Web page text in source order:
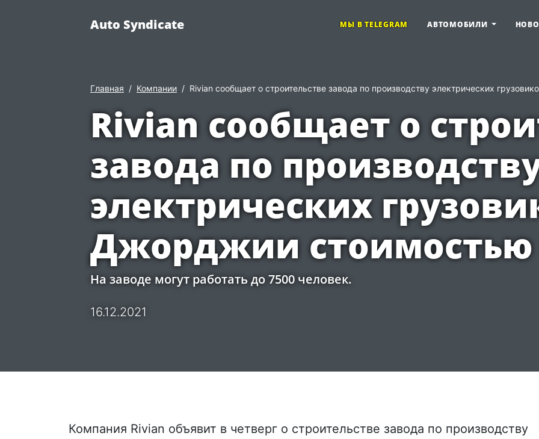
Auto Syndicate МЫ В TELEGRAM АВТОМОБИЛИ
Главная Компании Rivian сообщает о строительстве завода по производству электрических
Rivian сообщает о
завода по
электрических
Джорджии стоимостью
На заводе могут работать до 7500 человек.
16.12.2021
Компания Rivian объявит в четверг о строительстве завода по производству